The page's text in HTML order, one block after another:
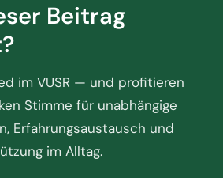
Beitrag
im VUSR — und profitieren
Stimme für unabhängige
Erfahrungsaustausch und
im Alltag.